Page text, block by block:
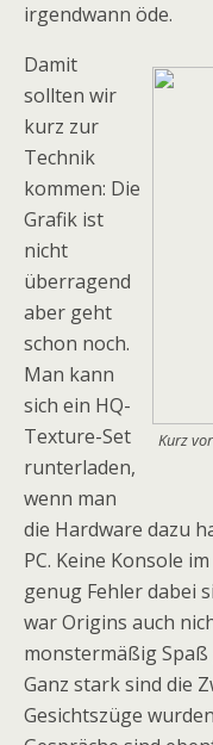
irgendwann öde.
Kurz
Damit
sollten wir
kurz zur
Technik
kommen: Die
Grafik ist
nicht
überragend
aber geht
schon noch.
Man kann
sich ein HQ-
Texture-Set
runterladen,
wenn man
die Hardware dazu
PC. Keine Konsole
genug Fehler dabei
war Origins auch
monstermäßig Spaß
Ganz stark sind die
Gesichtszüge